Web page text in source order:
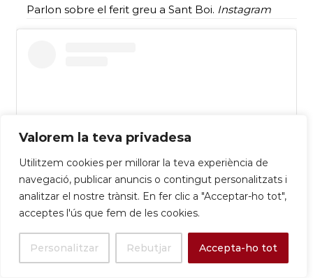
Valorem la teva privadesa
Utilitzem cookies per millorar la teva experiència de
navegació, publicar anuncis o contingut personalitzats i
analitzar el nostre trànsit. En fer clic a "Acceptar-ho tot",
acceptes l'ús que fem de les cookies.
Personalitzar Rebutjar Accepta-ho tot
Parlon sobre el ferit greu a Sant Boi. Instagram
Ver esta publicación en Instagram